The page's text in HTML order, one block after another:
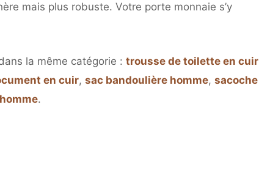
mais plus robuste. Votre porte monnaie s’y
la même catégorie : trousse de toilette en cuir
en cuir, sac bandoulière homme, sacoche
.